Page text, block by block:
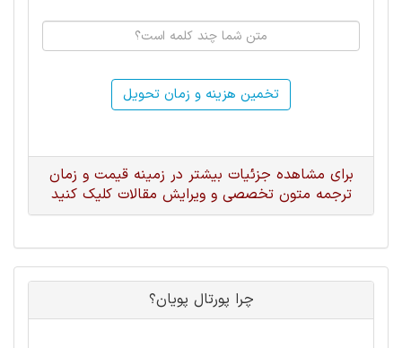
تخمین هزینه و زمان تحویل
برای مشاهده جزئیات بیشتر در زمینه قیمت و زمان
ترجمه متون تخصصی و ویرایش مقالات کلیک کنید
چرا پورتال پویان؟